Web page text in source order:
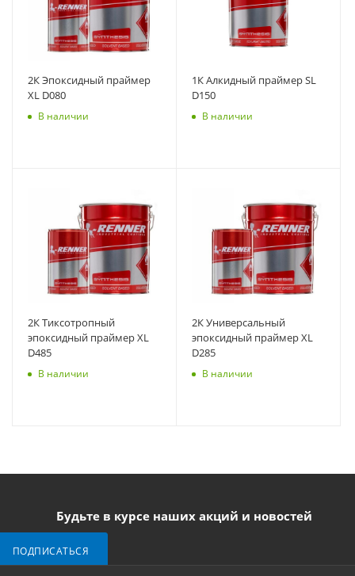
2К Эпоксидный праймер
XL D080
В наличии
1К Алкидный праймер SL
D150
В наличии
2К Тиксотропный
эпоксидный праймер XL
D485
В наличии
2К Универсальный
эпоксидный праймер XL
D285
В наличии
Будьте в курсе наших акций и новостей
ПОДПИСАТЬСЯ